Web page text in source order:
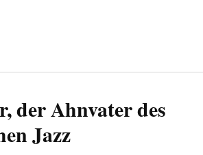
der Ahnvater des
Jazz